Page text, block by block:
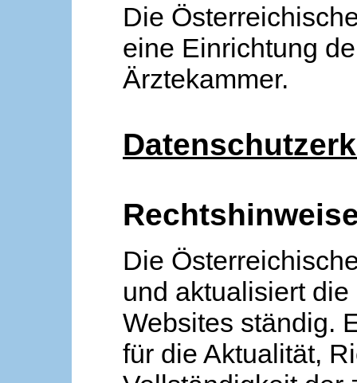
Die
eine Einrichtung
Ärztekammer.
Die
und aktualisiert
Websites ständig.
für die Aktualität,